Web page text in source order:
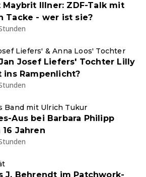
Maybrit Illner: ZDF-Talk mit
Tacke - wer ist sie?
Liefers' & Anna Loos' Tochter
Josef Liefers' Tochter Lilly
ins Rampenlicht?
Band mit Ulrich Tukur
Aus bei Barbara Philipp
16 Jahren
J. Behrendt im Patchwork-